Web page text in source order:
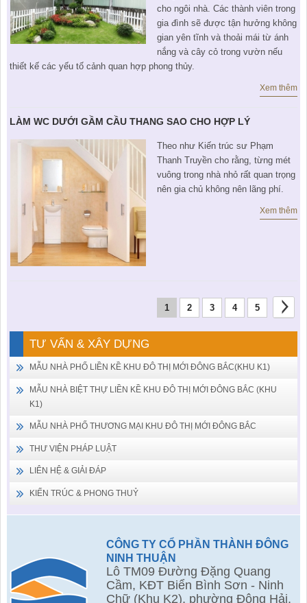
cho ngôi nhà. Các thành viên trong
gia đình sẽ được tận hưởng không
gian yên tĩnh và thoải mái từ ánh
nắng và cây cỏ trong vườn nếu
thiết kế các yếu tố cảnh quan hợp phong thủy.
Xem thêm
LÀM WC DƯỚI GẦM CẦU THANG SAO CHO HỢP LÝ
Theo như Kiến trúc sư Phạm
Thanh Truyền cho rằng, từng mét
vuông trong nhà nhỏ rất quan trọng
nên gia chủ không nên lãng phí.
Xem thêm
1 2 3 4 5
TƯ VẤN & XÂY DỰNG
MẪU NHÀ PHỐ LIỀN KỀ KHU ĐÔ THỊ MỚI ĐÔNG BẮC(KHU K1)
MẪU NHÀ BIỆT THỰ LIỀN KỀ KHU ĐÔ THỊ MỚI ĐÔNG BẮC (KHU
K1)
MẪU NHÀ PHỐ THƯƠNG MẠI KHU ĐÔ THỊ MỚI ĐÔNG BẮC
THƯ VIỆN PHÁP LUẬT
LIÊN HỆ & GIẢI ĐÁP
KIẾN TRÚC & PHONG THUỶ
CÔNG TY CỔ PHẦN THÀNH ĐÔNG
NINH THUẬN
Lô TM09 Đường Đặng Quang
Cầm, KĐT Biển Bình Sơn - Ninh
Chữ (Khu K2), phường Đông Hải,